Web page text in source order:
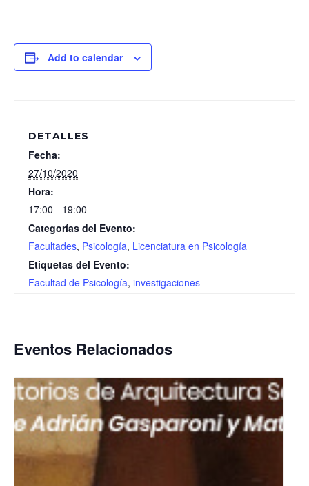
Add to calendar
DETALLES
Fecha:
27/10/2020
Hora:
17:00 - 19:00
Categorías del Evento:
Facultades, Psicología, Licenciatura en Psicología
Etiquetas del Evento:
Facultad de Psicología, investigaciones
Eventos Relacionados